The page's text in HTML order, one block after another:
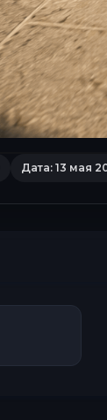
Дата: 13 мая